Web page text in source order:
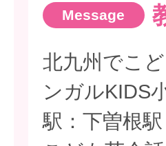
北九州でこ
ンガルKIDS
駅：下曽根駅